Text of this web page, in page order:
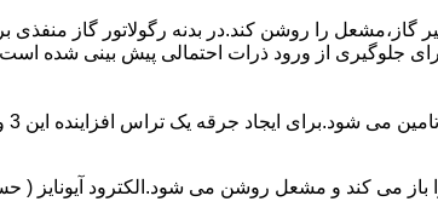
را روشن کند.در بدنه رگولاتور گاز منفذی
از ورود ذرات احتمالی پیش بینی شده است.و
می کند و مشعل روشن می شود.الکترود آیونایز (